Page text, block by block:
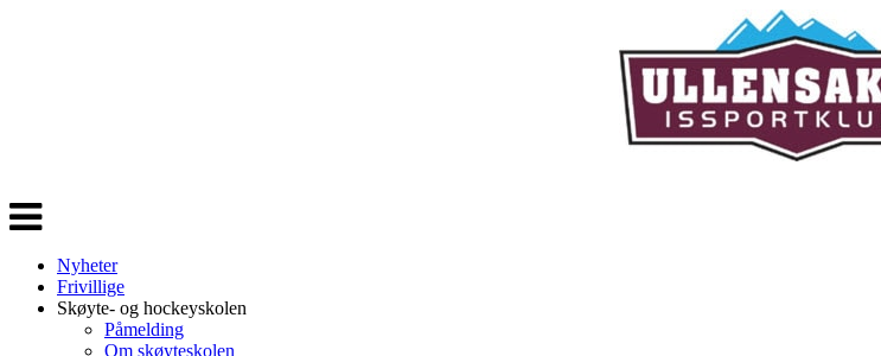
Veksle
navigasjon
Nyheter
Frivillige
Skøyte- og hockeyskolen
Påmelding
Om skøyteskolen